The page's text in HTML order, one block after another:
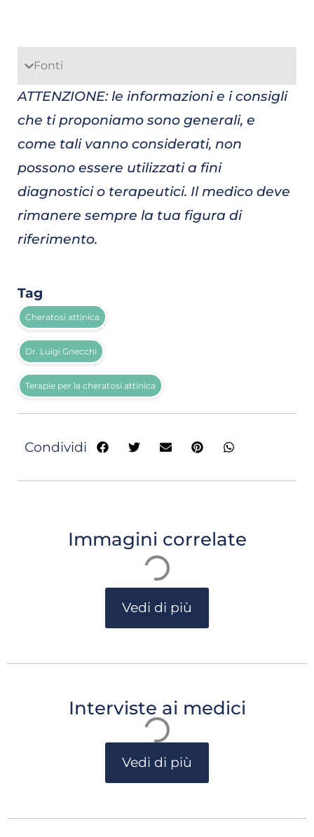
Fonti
ATTENZIONE: le informazioni e i consigli
che ti proponiamo sono generali, e
come tali vanno considerati, non
possono essere utilizzati a fini
diagnostici o terapeutici. Il medico deve
rimanere sempre la tua figura di
riferimento.
Tag
Cheratosi attinica
Dr. Luigi Gnecchi
Terapie per la cheratosi attinica
Condividi
Immagini correlate
Vedi di più
Interviste ai medici
Vedi di più